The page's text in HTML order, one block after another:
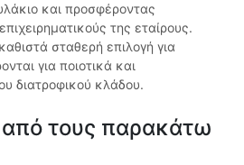
και προσφέροντας
της εταίρους.
σταθερή επιλογή για
για ποιοτικά και
διατροφικού κλάδου.
από τους παρακάτω